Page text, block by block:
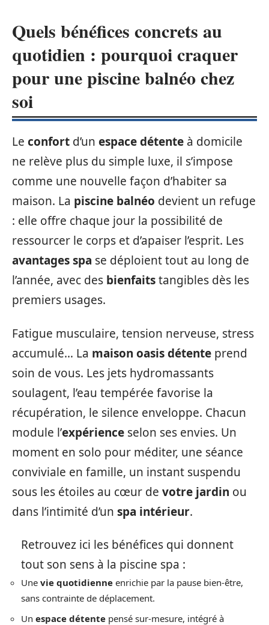
Quels bénéfices concrets au
quotidien : pourquoi craquer
pour une piscine balnéo chez
soi
Le confort d’un espace détente à domicile
ne relève plus du simple luxe, il s’impose
comme une nouvelle façon d’habiter sa
maison. La piscine balnéo devient un refuge
: elle offre chaque jour la possibilité de
ressourcer le corps et d’apaiser l’esprit. Les
avantages spa se déploient tout au long de
l’année, avec des bienfaitstangibles dès les
premiers usages.
Fatigue musculaire, tension nerveuse, stress
accumulé… La maison oasis détente prend
soin de vous. Les jets hydromassants
soulagent, l’eau tempérée favorise la
récupération, le silence enveloppe. Chacun
module l’expérience selon ses envies. Un
moment en solo pour méditer, une séance
conviviale en famille, un instant suspendu
sous les étoiles au cœur de votre jardin ou
dans l’intimité d’un spa intérieur.
Retrouvez ici les bénéfices qui donnent
tout son sens à la piscine spa :
Une vie quotidienne enrichie par la pause bien-être,
sans contrainte de déplacement.
Un espace détente pensé sur-mesure, intégré à